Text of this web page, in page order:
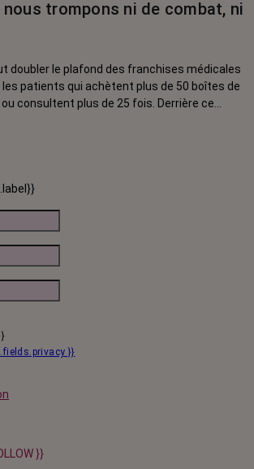
trompons ni de combat, ni
doubler le plafond des franchises médicales
patients qui achètent plus de 50 boîtes de
consultent plus de 25 fois. Derrière ce
lieu les personnes touchées par un cancer,
}}
}}